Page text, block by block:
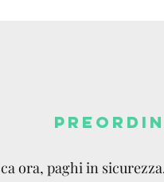
ora, paghi in